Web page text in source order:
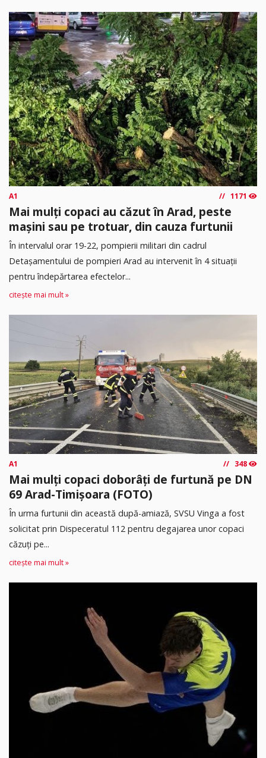
A1 1171
Mai mulți copaci au căzut în Arad, peste
mașini sau pe trotuar, din cauza furtunii
În intervalul orar 19-22, pompierii militari din cadrul
Detașamentului de pompieri Arad au intervenit în 4 situații
pentru îndepărtarea efectelor...
citește mai mult »
A1 348
Mai mulți copaci doborâți de furtună pe DN
69 Arad-Timișoara (FOTO)
În urma furtunii din această după-amiază, SVSU Vinga a fost
solicitat prin Dispeceratul 112 pentru degajarea unor copaci
căzuți pe...
citește mai mult »